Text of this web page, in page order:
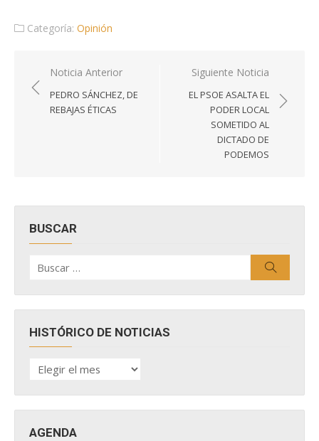
Categoría: Opinión
Navegación
de
entradas
Noticia Anterior
PEDRO SÁNCHEZ, DE
REBAJAS ÉTICAS
Siguiente Noticia
EL PSOE ASALTA EL
PODER LOCAL
SOMETIDO AL
DICTADO DE
PODEMOS
BUSCAR
por:
HISTÓRICO DE NOTICIAS
HISTÓRICO
DE
AGENDA